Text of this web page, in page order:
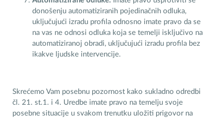
donošenju automatiziranih pojedinačnih odluka,
uključujući izradu profila odnosno imate pravo da se
na vas ne odnosi odluka koja se temelji isključivo na
automatiziranoj obradi, uključujući izradu profila bez
ikakve ljudske intervencije.
Skrećemo Vam posebnu pozornost kako sukladno odredbi
čl. 21. st.1. i 4. Uredbe imate pravo na temelju svoje
posebne situacije u svakom trenutku uložiti prigovor na